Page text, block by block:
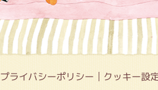
プライバシーポリシー クッキー設